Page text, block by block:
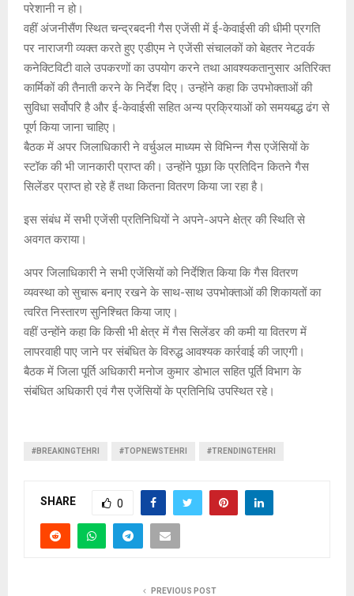
परेशानी न हो।
वहीं अंजनीसैंण स्थित चन्द्रबदनी गैस एजेंसी में ई-केवाईसी की धीमी प्रगति
पर नाराजगी व्यक्त करते हुए एडीएम ने एजेंसी संचालकों को बेहतर नेटवर्क
कनेक्टिविटी वाले उपकरणों का उपयोग करने तथा आवश्यकतानुसार अतिरिक्त
कार्मिकों की तैनाती करने के निर्देश दिए। उन्होंने कहा कि उपभोक्ताओं की
सुविधा सर्वोपरि है और ई-केवाईसी सहित अन्य प्रक्रियाओं को समयबद्ध ढंग से
पूर्ण किया जाना चाहिए।
बैठक में अपर जिलाधिकारी ने वर्चुअल माध्यम से विभिन्न गैस एजेंसियों के
स्टॉक की भी जानकारी प्राप्त की। उन्होंने पूछा कि प्रतिदिन कितने गैस
सिलेंडर प्राप्त हो रहे हैं तथा कितना वितरण किया जा रहा है।
इस संबंध में सभी एजेंसी प्रतिनिधियों ने अपने-अपने क्षेत्र की स्थिति से
अवगत कराया।
अपर जिलाधिकारी ने सभी एजेंसियों को निर्देशित किया कि गैस वितरण
व्यवस्था को सुचारू बनाए रखने के साथ-साथ उपभोक्ताओं की शिकायतों का
त्वरित निस्तारण सुनिश्चित किया जाए।
वहीं उन्होंने कहा कि किसी भी क्षेत्र में गैस सिलेंडर की कमी या वितरण में
लापरवाही पाए जाने पर संबंधित के विरुद्ध आवश्यक कार्रवाई की जाएगी।
बैठक में जिला पूर्ति अधिकारी मनोज कुमार डोभाल सहित पूर्ति विभाग के
संबंधित अधिकारी एवं गैस एजेंसियों के प्रतिनिधि उपस्थित रहे।
#BREAKINGTEHRI #TOPNEWSTEHRI #TRENDINGTEHRI
SHARE 0
PREVIOUS POST